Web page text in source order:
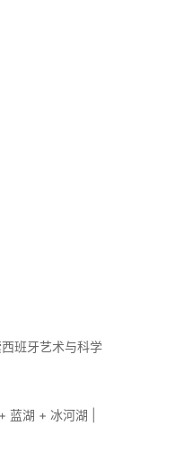
班牙艺术与科学
蓝湖 + 冰河湖 |